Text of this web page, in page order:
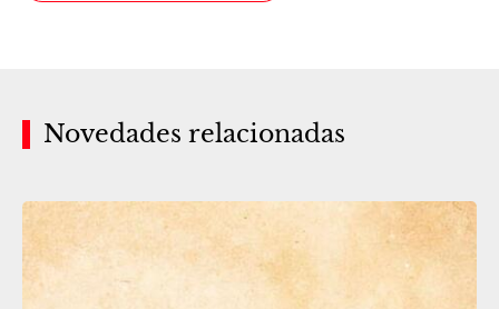
Novedades relacionadas